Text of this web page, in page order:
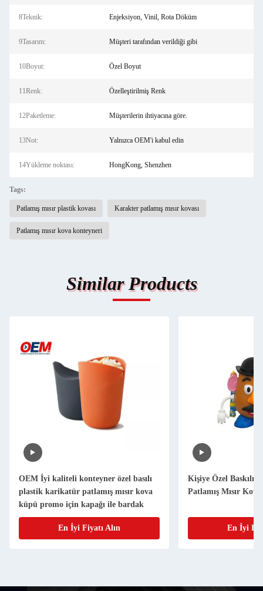
8Teknik: Enjeksiyon, Vinil, Rota Döküm
9Tasarım: Müşteri tarafından verildiği gibi
10Boyut: Özel Boyut
11Renk: Özelleştirilmiş Renk
12Paketleme: Müşterilerin ihtiyacına göre.
13Not: Yalnızca OEM'i kabul edin
14Yükleme noktası: HongKong, Shenzhen
Tags:
Patlamış mısır plastik kovası Karakter patlamış mısır kovası
Patlamış mısır kova konteyneri
Similar Products
OEM İyi kaliteli konteyner özel basılı
plastik karikatür patlamış mısır kova
küpü promo için kapağı ile bardak
En İyi Fiyatı Alın
Kişiye Özel Baskılı
Patlamış Mısır
En İyi